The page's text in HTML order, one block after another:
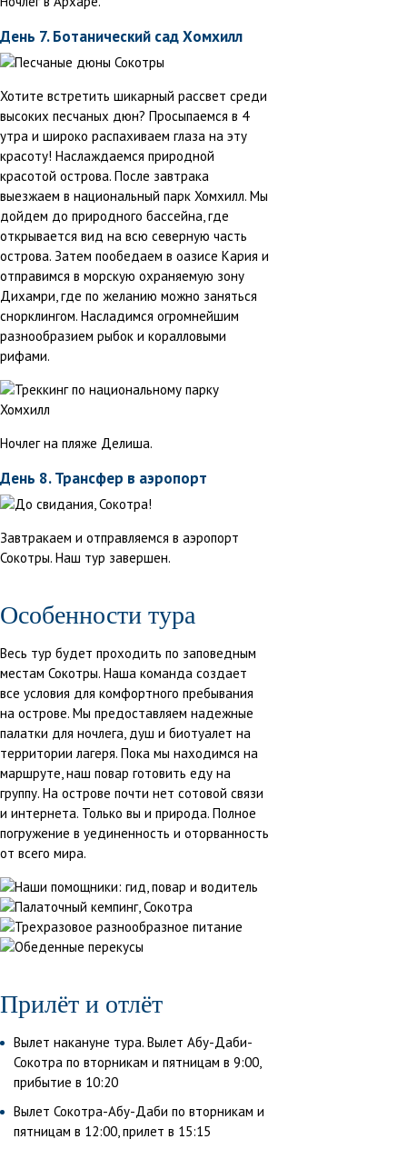
День 7. Ботанический сад Хомхилл
Хотите встретить шикарный рассвет среди
высоких песчаных дюн? Просыпаемся в 4
утра и широко распахиваем глаза на эту
красоту! Наслаждаемся природной
красотой острова. После завтрака
выезжаем в национальный парк Хомхилл. Мы
дойдем до природного бассейна, где
открывается вид на всю северную часть
острова. Затем пообедаем в оазисе Кария и
отправимся в морскую охраняемую зону
Дихамри, где по желанию можно заняться
снорклингом. Насладимся огромнейшим
разнообразием рыбок и коралловыми
рифами.
Ночлег на пляже Делиша.
День 8. Трансфер в аэропорт
Завтракаем и отправляемся в аэропорт
Сокотры. Наш тур завершен.
Особенности тура
Весь тур будет проходить по заповедным
местам Сокотры. Наша команда создает
все условия для комфортного пребывания
на острове. Мы предоставляем надежные
палатки для ночлега, душ и биотуалет на
территории лагеря. Пока мы находимся на
маршруте, наш повар готовить еду на
группу. На острове почти нет сотовой связи
и интернета. Только вы и природа. Полное
погружение в уединенность и оторванность
от всего мира.
Прилёт и отлёт
Вылет накануне тура. Вылет Абу-Даби-
Сокотра по вторникам и пятницам в 9:00,
прибытие в 10:20
Вылет Сокотра-Абу-Даби по вторникам и
пятницам в 12:00, прилет в 15:15